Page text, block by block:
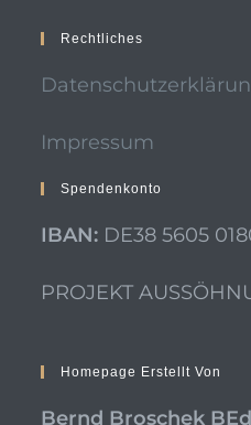
Rechtliches
Impressum
Spendenkonto
IBAN: DE38 5605
PROJEKT
Homepage Erstellt Von
Bernd Broschek BEd